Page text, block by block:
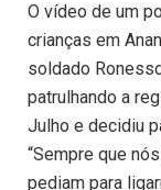
O vídeo de um
crianças em
soldado
patrulhando a
Julho e decidiu
“Sempre que
pediam para